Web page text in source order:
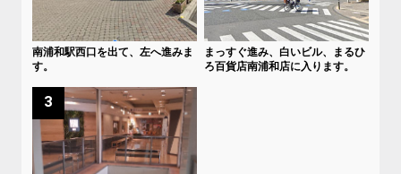
南浦和駅西口を出て、左へ進みま
す。
まっすぐ進み、白いビル、まるひ
ろ百貨店南浦和店に入ります。
3